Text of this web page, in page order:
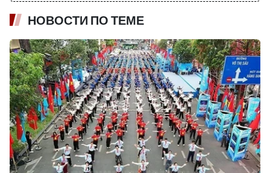
НОВОСТИ ПО ТЕМЕ